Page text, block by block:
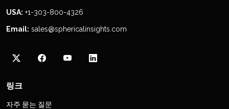
USA: +1-303-800-4326
Email: sales@sphericalinsights.com
링크
자주 묻는 질문